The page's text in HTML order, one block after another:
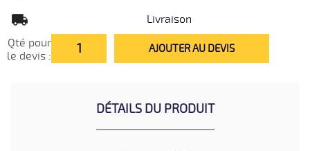
Livraison
Qté pour
le devis :
AJOUTER AU DEVIS
DÉTAILS DU PRODUIT